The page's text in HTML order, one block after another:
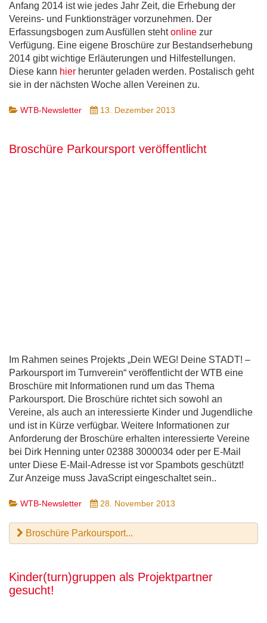
Anfang 2014 ist wie jedes Jahr Zeit, die Erhebung der
Vereins- und Funktionsträger vorzunehmen. Der
Erfassungsbogen zum Ausfüllen stehtonline zur
Verfügung. Eine eigene Broschüre zur Bestandserhebung
2014 gibt wichtige Erläuterungen und Hilfestellungen.
Diese kann hier herunter geladen werden. Postalisch geht
sie in der nächsten Woche allen Vereinen zu.
WTB-Newsletter 13. Dezember 2013
Broschüre Parkoursport veröffentlicht
Im Rahmen seines Projekts „Dein WEG! Deine STADT! –
Parkoursport im Turnverein“ veröffentlicht der WTB eine
Broschüre mit Informationen rund um das Thema
Parkoursport. Die Broschüre richtet sich sowohl an
Vereine, als auch an interessierte Kinder und Jugendliche
und ist in Kürze verfügbar. Weitere Informationen zur
Anforderung der Broschüre erhalten interessierte Vereine
bei Dirk Henning unter 02388 3000034 oder per E-Mail
unter Diese E-Mail-Adresse ist vor Spambots geschützt!
Zur Anzeige muss JavaScript eingeschaltet sein..
WTB-Newsletter 28. November 2013
Broschüre Parkoursport...
Kinder(turn)gruppen als Projektpartner
gesucht!